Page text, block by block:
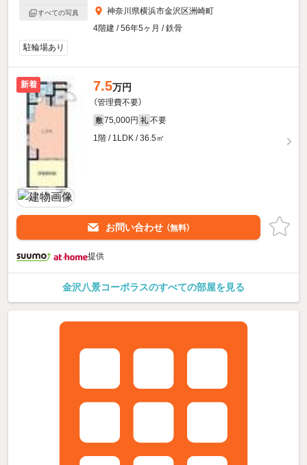
すべての写真
神奈川県横浜市金沢区洲崎町
4階建 / 56年5ヶ月 / 鉄骨
駐輪場あり
新着 7.5万円
（管理費不要）
敷 75,000円 礼 不要
1階 / 1LDK / 36.5㎡
お問い合わせ （無料）
提供
金沢八景コーポラスのすべての部屋を見る